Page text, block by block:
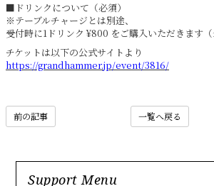
■ドリンクについて（必須）
※テーブルチャージとは別途、
受付時に1ドリンク ¥800 をご購入いただきます（
チケットは以下の公式サイトより
https://grandhammer.jp/event/3816/
一覧へ戻る
前の記事
Support Menu